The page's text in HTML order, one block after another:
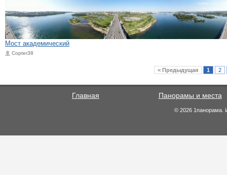
Мост академический
Copter38
< Предыдущая 1 2
Главная Панорамы и места
© 2026 1панорама.